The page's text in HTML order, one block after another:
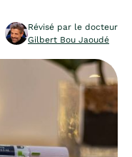
Révisé par le docteur
Gilbert Bou Jaoudé